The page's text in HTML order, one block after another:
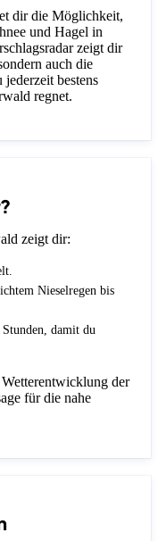
dir die Möglichkeit,
und Hagel in
zeigt dir
auch die
bestens
regnet.
zeigt dir:
Nieselregen bis
damit du
der
für die nahe